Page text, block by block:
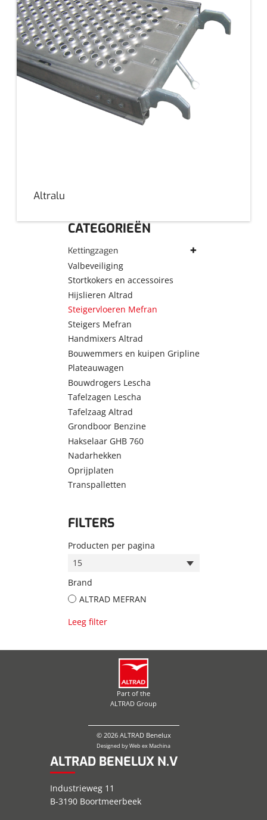
Altralu
CATEGORIEËN
Kettingzagen
Kettingzaag benzine
Valbeveiliging
Stortkokers en accessoires
Hijslieren Altrad
Steigervloeren Mefran
Steigers Mefran
Handmixers Altrad
Bouwemmers en kuipen Gripline
Plateauwagen
Bouwdrogers Lescha
Tafelzagen Lescha
Tafelzaag Altrad
Grondboor Benzine
Hakselaar GHB 760
Nadarhekken
Oprijplaten
Transpalletten
FILTERS
Producten per pagina
15
Brand
ALTRAD MEFRAN
Leeg filter
Part of the
ALTRAD Group
© 2026 ALTRAD Benelux
Designed byWeb ex Machina
ALTRAD BENELUX N.V
Industrieweg 11
B-3190 Boortmeerbeek